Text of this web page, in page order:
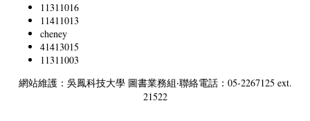
11311016
11411013
cheney
41413015
11311003
網站維護：吳鳳科技大學 圖書業務組‧聯絡電話：05-2267125 ext.
21522